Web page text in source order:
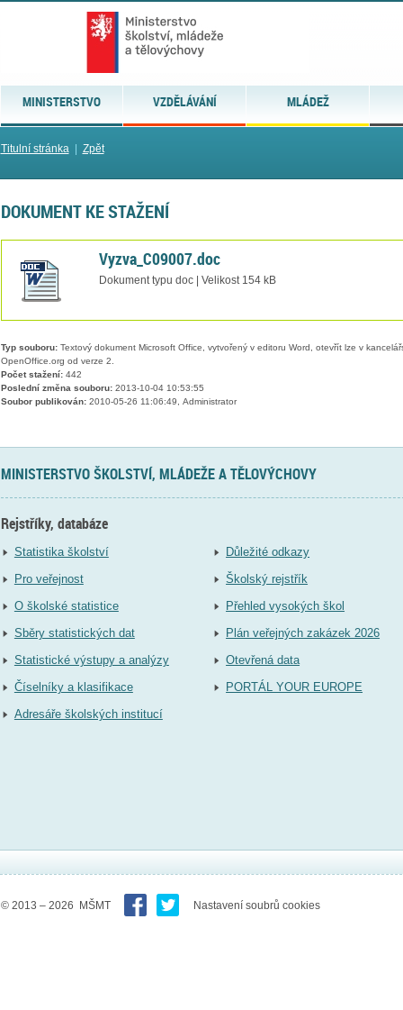
MINISTERSTVO VZDĚLÁVÁNÍ MLÁDEŽ
Titulní stránka| Zpět
DOKUMENT KE STAŽENÍ
Vyzva_C09007.doc
Dokument typu doc | Velikost 154 kB
Typ souboru:Textový dokument Microsoft Office, vytvořený v editoru Word, otevřít lze v
OpenOffice.org od verze 2.
Počet stažení:442
Poslední změna souboru:2013-10-04 10:53:55
Soubor publikován:2010-05-26 11:06:49, Administrator
MINISTERSTVO ŠKOLSTVÍ, MLÁDEŽE A TĚLOVÝCHOVY
Rejstříky, databáze
Statistika školství
Pro veřejnost
O školské statistice
Sběry statistických dat
Statistické výstupy a analýzy
Číselníky a klasifikace
Adresáře školských institucí
Důležité odkazy
Školský rejstřík
Přehled vysokých škol
Plán veřejných zakázek 2026
Otevřená data
PORTÁL YOUR EUROPE
© 2013 – 2026 MŠMT Nastavení soubrů cookies